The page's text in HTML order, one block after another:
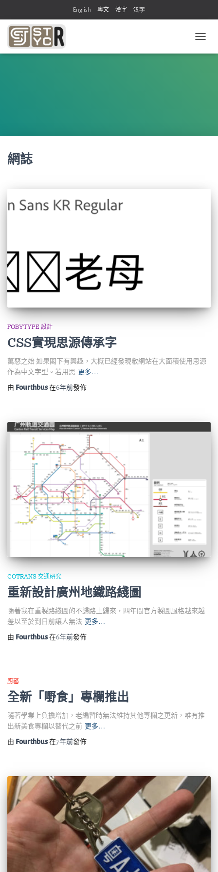
English 粵文 漢字 汉字
網誌
FOBYTYPE 設計
CSS實現思源傳承字
萬惡之始 如果閣下有興趣，大概已經發現敝網站在大面積使用思源
作為中文字型。若用思 更多…
由 Fourthbus在6年前發佈
COTRANS 交通硏究
重新設計廣州地鐵路綫圖
隨著我在重製路綫圖的不歸路上歸來，四年間官方製圖風格越來越
差以至於到日前讓人無法 更多…
由 Fourthbus在6年前發佈
廚藝
全新「嘢食」專欄推出
隨著學業上負擔增加，老編暫時無法維持其他專欄之更新，唯有推
出新美食專欄以替代之前 更多…
由 Fourthbus在7年前發佈